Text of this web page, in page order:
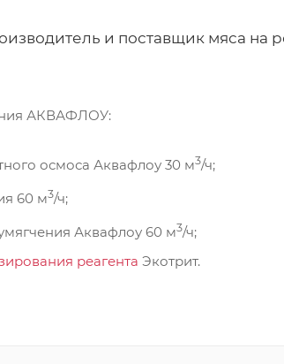
и поставщик мяса на
АКВАФЛОУ:
осмоса Аквафлоу 30 м3/ч;
60 м3/ч;
Аквафлоу 60 м3/ч;
реагента Экотрит.